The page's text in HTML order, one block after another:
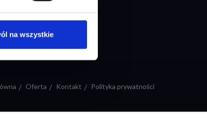
na wszystkie
Oferta Kontakt Polityka prywatności